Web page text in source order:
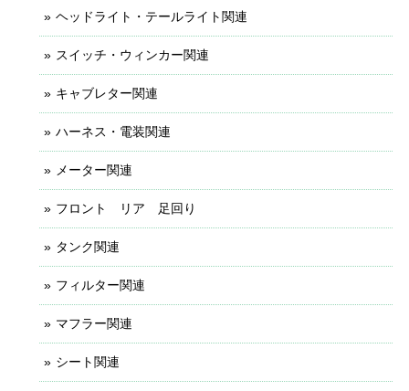
ヘッドライト・テールライト関連
スイッチ・ウィンカー関連
キャブレター関連
ハーネス・電装関連
メーター関連
フロント リア 足回り
タンク関連
フィルター関連
マフラー関連
シート関連